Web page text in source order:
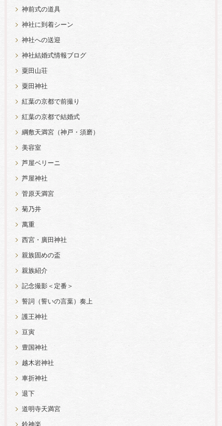
神前式の道具
神社に到着シーン
神社への送迎
神社結婚式情報ブログ
粟田山荘
粟田神社
紅葉の京都で前撮り
紅葉の京都で結婚式
綱敷天満宮（神戸・須磨）
美容室
芦屋ベリーニ
芦屋神社
菅原天満宮
菊乃井
萬重
西宮・廣田神社
親族固めの盃
親族紹介
記念撮影＜定番＞
誓詞（誓いの言葉）奏上
護王神社
豆寅
豊国神社
越木岩神社
車折神社
退下
道明寺天満宮
鈴神楽